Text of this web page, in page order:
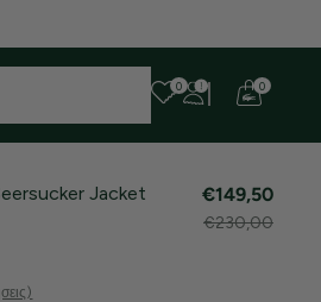
0 0
Jacket €149,50
€230,00